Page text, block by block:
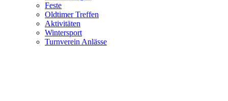
Feste
Oldtimer Treffen
Aktivitäten
Wintersport
Turnverein Anlässe